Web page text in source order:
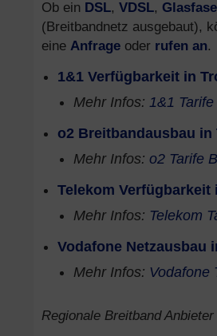
Ob ein DSL, VDSL,
(Breitbandnetz ausgebaut),
eine Anfrage oder rufen an.
1&1 Verfügbarkeit in
Mehr Infos: 1&1
o2 Breitbandausbau
Mehr Infos: o2 Tarife
Telekom
Mehr Infos: Telekom
Vodafone Netzausbau
Mehr Infos: Vodafone
Regionale Breitband